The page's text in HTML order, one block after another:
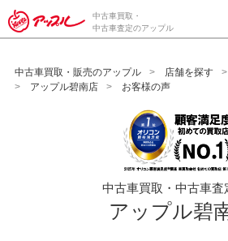
/*ABテスト_新規査定フォームの為の
中古車買取・
中古車査定のアップル
中古車買取・販売のアップル 店舗を探す
アップル碧南店
お客様の声
中古車買取・中古車査
アップル碧